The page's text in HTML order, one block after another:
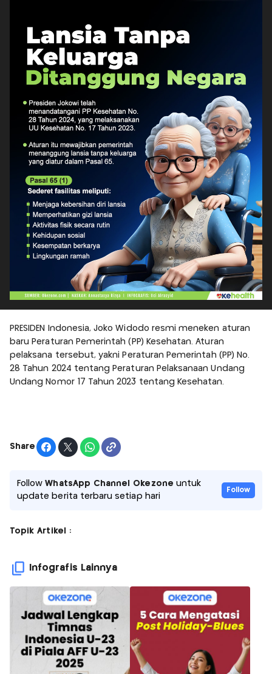
PRESIDEN Indonesia, Joko Widodo resmi meneken aturan
baru Peraturan Pemerintah (PP) Kesehatan. Aturan
pelaksana tersebut, yakni Peraturan Pemerintah (PP) No.
28 Tahun 2024 tentang Peraturan Pelaksanaan Undang
Undang Nomor 17 Tahun 2023 tentang Kesehatan.
Share
FollowWhatsApp Channel Okezone untuk
update berita terbaru setiap hari
Follow
Topik Artikel :
Infografis Lainnya